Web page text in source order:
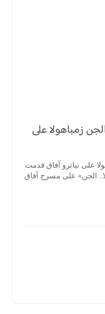
زمباهولا على
على تياترو آفاق قدمت
الجن» على مسرح آفاق